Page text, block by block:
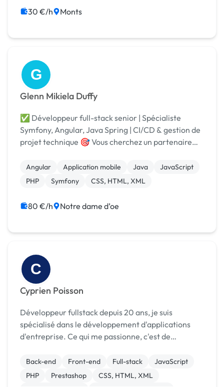
30 €/h Monts
G
Glenn Mikiela Duffy
✅ Développeur full-stack senior | Spécialiste
Symfony, Angular, Java Spring | CI/CD & gestion de
projet technique 🎯 Vous cherchez un partenaire
vos logiciels métiers ou applications web ? Je suis...
Angular Application mobile Java
JavaScript
PHP
Symfony CSS, HTML, XML
80 €/h Notre dame d’oe
C
Cyprien Poisson
Développeur fullstack depuis 20 ans, je suis
spécialisé dans le développement d'applications
d'entreprise. Ce qui me passionne, c'est de
moderniser le travail d'une équipe. Au niveau
technos, j'...
Back-end Front-end Full-stack
JavaScript
PHP
Prestashop
CSS, HTML, XML